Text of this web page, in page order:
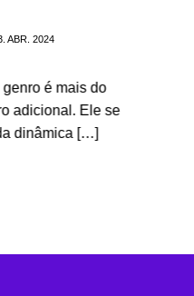
ABR. 2024
é mais do
adicional. Ele se
dinâmica […]